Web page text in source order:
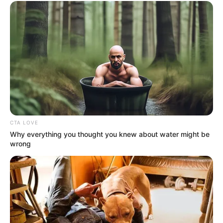
JASB - Jornal dos Agentes de Saúde do Brasil
Canal da Federalização
Canal da CONACS|
Canal da
Incentivo Financeiro
CTA LOVE
Why everything you thought you knew about water might be
wrong